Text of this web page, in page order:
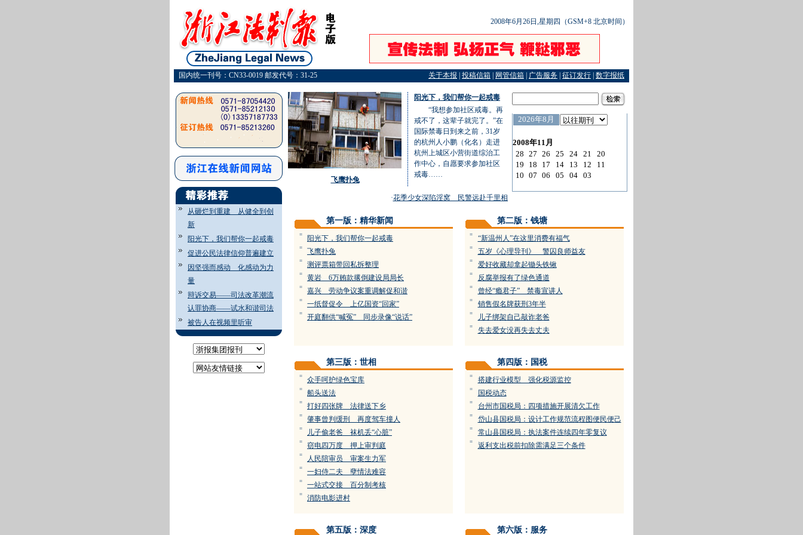
2008年6月26日,星期四（GSM+8 北京时间）
国内统一刊号：CN33-0019 邮发代号：31-25 关于本报 投稿信箱 网管信箱 广告服务 征订发行 数字报纸
从砸烂到重建 从健全到创
新
阳光下，我们帮你一起戒毒
促进公民法律信仰普遍建立
因坚强而感动 化感动为力
量
辩诉交易——司法改革潮流
认罪协商——试水和谐司法
被告人在视频里听审
飞鹰扑兔
阳光下，我们帮你一起戒毒
“我想参加社区戒毒。再
戒不了，这辈子就完了。”在
国际禁毒日到来之前，31岁
的杭州人小鹏（化名）走进
杭州上城区小营街道综治工
作中心，自愿要求参加社区
戒毒……
花季少女深陷淫窝 民警远赴千里相解救
第一版：精华新闻
= 阳光下，我们帮你一起戒毒
= 飞鹰扑兔
= 测评票箱带回私拆整理
= 黄岩 6万贿款撂倒建设局局长
= 嘉兴 劳动争议案重调解促和谐
= 一纸督促令 上亿国资“回家”
= 开庭翻供“喊冤” 同步录像“说话”
第二版：钱塘
= “新温州人”在这里消费有福气
= 五岁《心理导刊》 警囚良师益友
= 爱好收藏却拿起锄头铁锹
= 反腐举报有了绿色通道
= 曾经“瘾君子” 禁毒宣讲人
= 销售假名牌获刑3年半
= 儿子绑架自己敲诈老爸
= 失去爱女没再失去丈夫
第三版：世相
= 众手呵护绿色宝库
= 船头送法
= 打好四张牌 法律送下乡
= 肇事曾判缓刑 再度驾车撞人
= 儿子偷老爸 袜机丢“心脏”
= 窃电四万度 押上审判庭
= 人民陪审员 审案生力军
= 一妇侍二夫 孽情法难容
= 一站式交接 百分制考核
= 消防电影进村
第四版：国税
= 搭建行业模型 强化税源监控
= 国税动态
= 台州市国税局：四项措施开展清欠工作
= 岱山县国税局：设计工作规范流程图便民便己
= 常山县国税局：执法案件连续四年零复议
= 返利支出税前扣除需满足三个条件
第五版：深度 第六版：服务